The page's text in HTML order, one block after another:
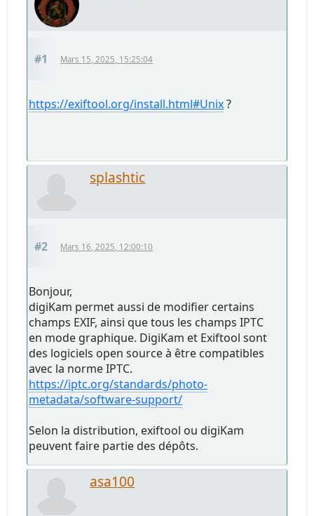
#1 Mars 15, 2025, 15:25:04
https://exiftool.org/install.html#Unix?
splashtic
#2 Mars 16, 2025, 12:00:10
Bonjour,
digiKam permet aussi de modifier certains
champs EXIF, ainsi que tous les champs IPTC
en mode graphique. DigiKam et Exiftool sont
des logiciels open source à être compatibles
avec la norme IPTC.
https://iptc.org/standards/photo-
metadata/software-support/
Selon la distribution, exiftool ou digiKam
peuvent faire partie des dépôts.
asa100